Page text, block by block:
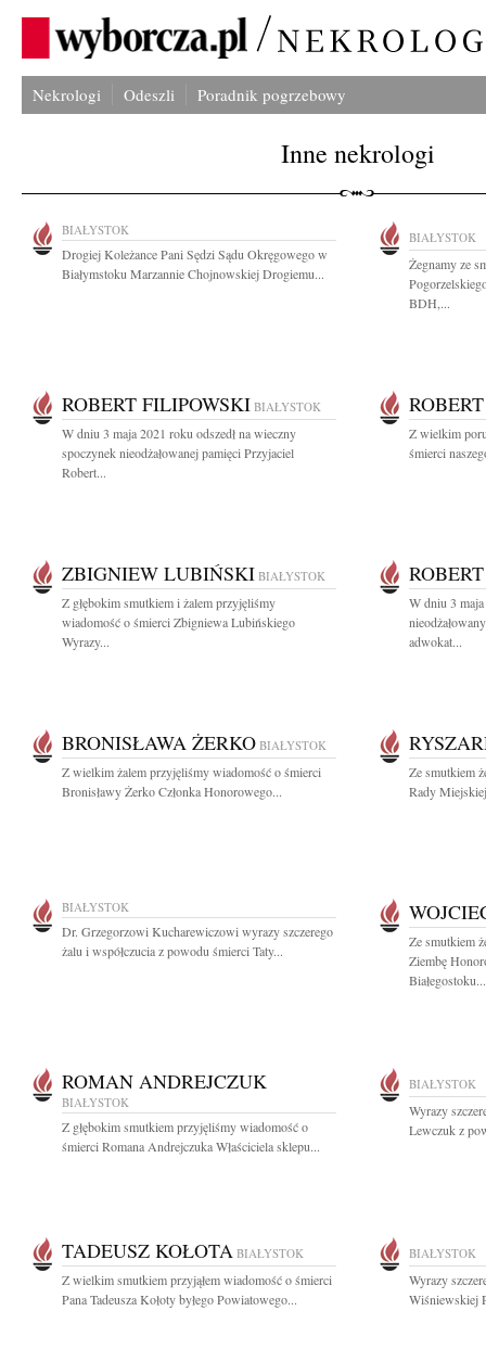
Nekrologi Odeszli Poradnik pogrzebowy
Inne nekrologi
BIAŁYSTOK
Drogiej Koleżance Pani Sędzi Sądu Okręgowego w
Białymstoku Marzannie Chojnowskiej Drogiemu...
BIAŁYSTOK
Żegnamy ze
BDH,...
ROBERT FILIPOWSKI BIAŁYSTOK
W dniu 3 maja 2021 roku odszedł na wieczny
spoczynek nieodżałowanej pamięci Przyjaciel
Robert...
Z wielkim
śmierci
ZBIGNIEW LUBIŃSKI BIAŁYSTOK
Z głębokim smutkiem i żalem przyjęliśmy
wiadomość o śmierci Zbigniewa Lubińskiego
Wyrazy...
W dniu 3 maja
adwokat...
BRONISŁAWA ŻERKO BIAŁYSTOK
Z wielkim żalem przyjęliśmy wiadomość o śmierci
Bronisławy Żerko Członka Honorowego...
Ze smutkiem
Rady
BIAŁYSTOK
Dr. Grzegorzowi Kucharewiczowi wyrazy szczerego
żalu i współczucia z powodu śmierci Taty...
Ze smutkiem
Ziembę
Białegostoku...
ROMAN ANDREJCZUK
BIAŁYSTOK
Z głębokim smutkiem przyjęliśmy wiadomość o
śmierci Romana Andrejczuka Właściciela sklepu...
BIAŁYSTOK
Wyrazy
Lewczuk z
TADEUSZ KOŁOTA BIAŁYSTOK
Z wielkim smutkiem przyjąłem wiadomość o śmierci
Pana Tadeusza Kołoty byłego Powiatowego...
BIAŁYSTOK
Wyrazy
Wiśniewskiej